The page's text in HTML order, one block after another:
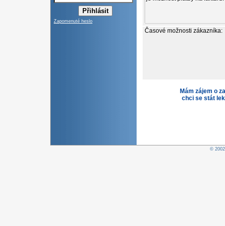
Zapomenuté heslo
Časové možnosti zákazníka:
Mám zájem o
chci se stát
©